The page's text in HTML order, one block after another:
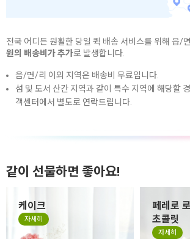
전국 어디든 원활한 당일 퀵 배송 서비스를 위해 읍/
원의 배송비가 추가로 발생합니다.
읍/면/리 이외 지역은 배송비 무료입니다.
섬 및 도서 산간 지역과 같이 특수 지역에 해당할
객센터에서 별도로 연락드립니다.
같이 선물하면 좋아요!
케이크
자세히
페레로
초콜릿
자세히